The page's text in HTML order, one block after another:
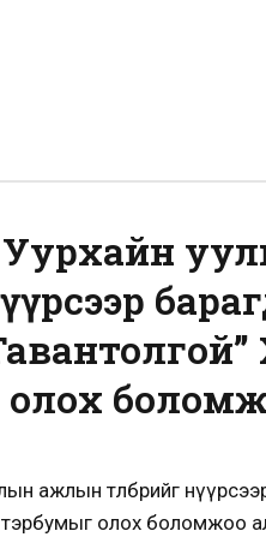
Уурхайн
ажлын төлбөрийг
олох боломжоо